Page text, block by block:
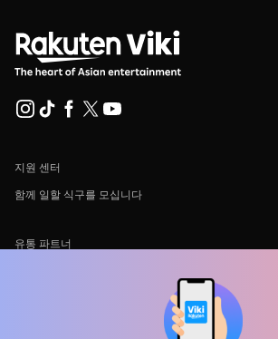
지원 센터
함께 일할 식구를 모십니다
유통 파트너